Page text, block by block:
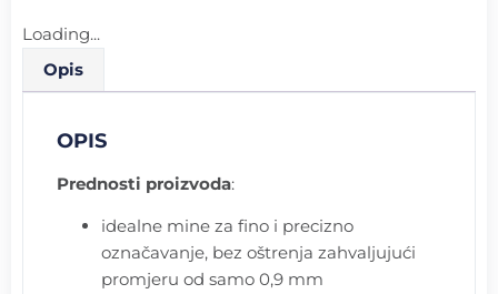
Loading...
Opis
OPIS
Prednosti proizvoda:
idealne mine za fino i precizno
označavanje, bez oštrenja zahvaljujući
promjeru od samo 0,9 mm